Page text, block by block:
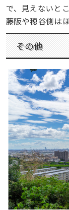
で、見えないと
藤阪や穂谷側は
その他